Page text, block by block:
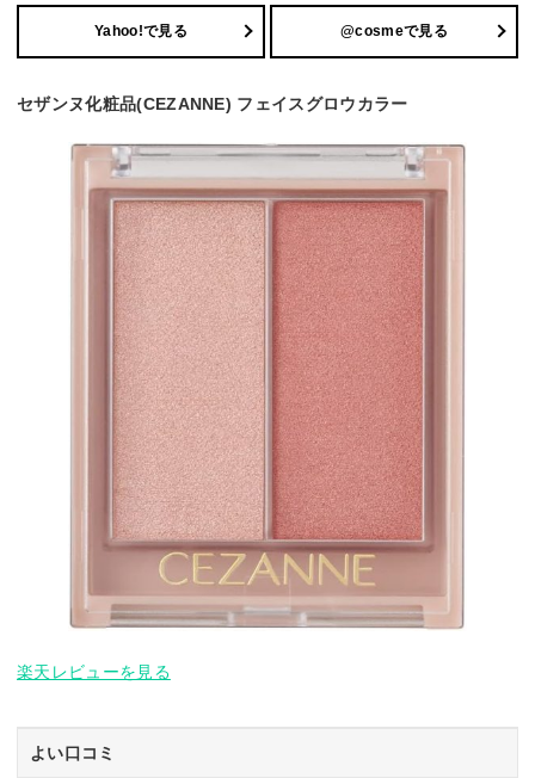
Yahoo!で見る @cosmeで見る
セザンヌ化粧品(CEZANNE) フェイスグロウカラー
楽天レビューを見る
よい口コミ